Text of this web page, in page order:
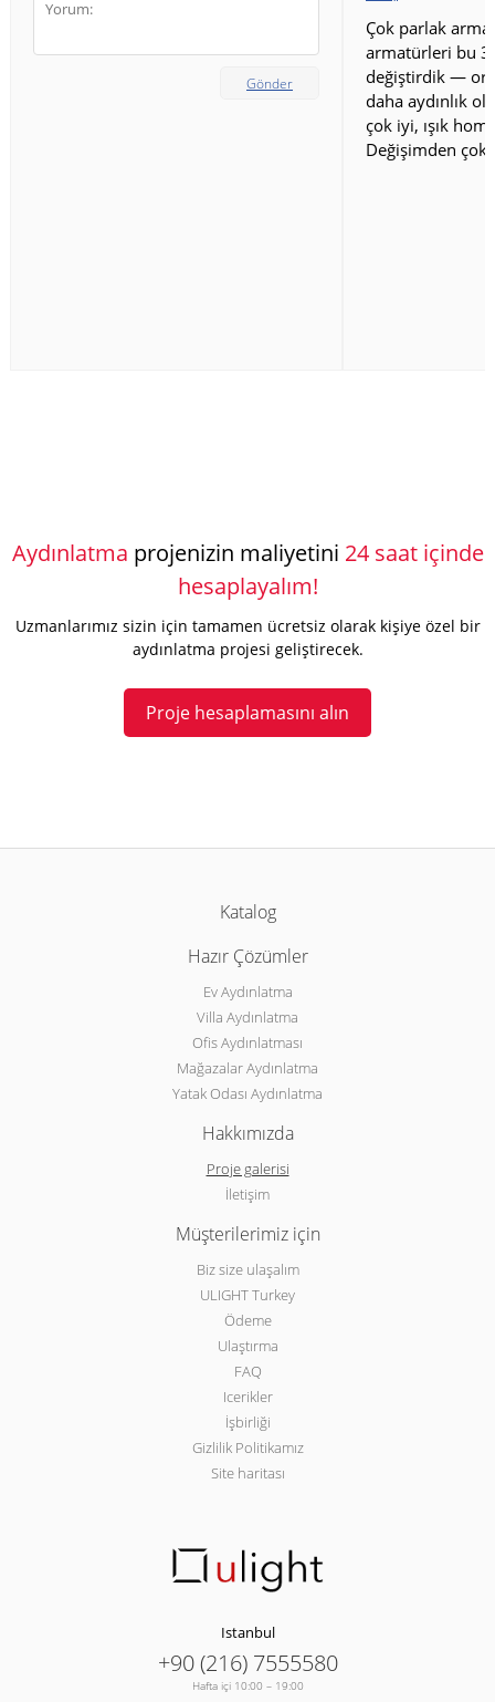
Gönder
Çok parlak
armatürleri bu
değiştirdik —
daha aydınlık
çok iyi, ışık
Değişimden çok
Aydınlatma projenizin maliyetini 24 saat içinde
hesaplayalım!
Uzmanlarımız sizin için tamamen ücretsiz olarak kişiye özel bir
aydınlatma projesi geliştirecek.
Proje hesaplamasını alın
Katalog
Hazır Çözümler
Ev Aydınlatma
Villa Aydınlatma
Ofis Aydınlatması
Mağazalar Aydınlatma
Yatak Odası Aydınlatma
Hakkımızda
Proje galerisi
İletişim
Müşterilerimiz için
Biz size ulaşalım
ULIGHT Turkey
Ödeme
Ulaştırma
FAQ
Icerikler
İşbirliği
Gizlilik Politikamız
Site haritası
Istanbul
+90 (216) 7555580
Hafta içi 10:00 – 19:00